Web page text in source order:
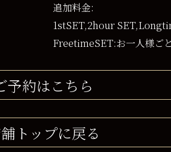
追加料金:
1stSET,2hour
FreetimeSET:お一人様ご
予約はこちら
トップに戻る